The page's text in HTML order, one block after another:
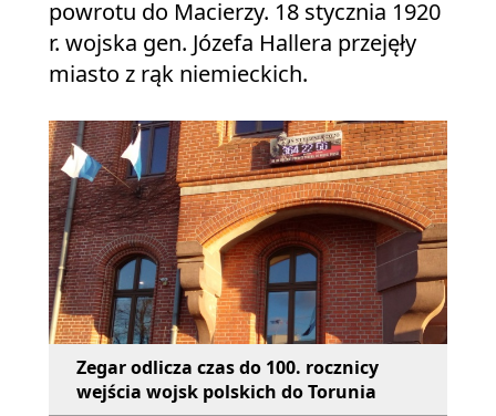
powrotu do Macierzy. 18 stycznia 1920
r. wojska gen. Józefa Hallera przejęły
miasto z rąk niemieckich.
Zegar odlicza czas do 100. rocznicy
wejścia wojsk polskich do Torunia